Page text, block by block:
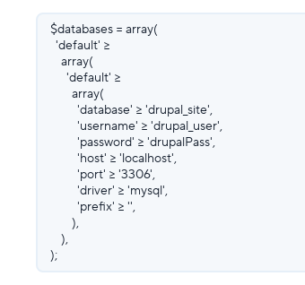
$databases = array(
'default' =>
array(
'default' =>
array(
'database' => 'drupal_site',
'username' => 'drupal_user',
'password' => 'drupalPass',
'host' => 'localhost',
'port' => '3306',
'driver' => 'mysql',
'prefix' => '',
),
),
);